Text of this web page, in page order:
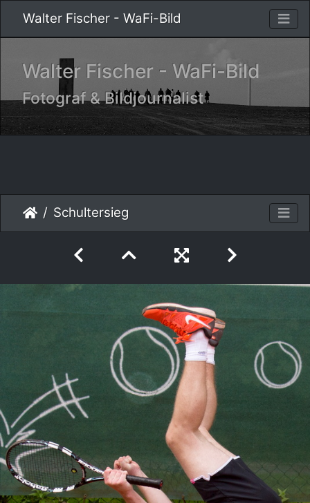
Walter Fischer - WaFi-Bild
Walter Fischer - WaFi-Bild
Fotograf & Bildjournalist
Schultersieg